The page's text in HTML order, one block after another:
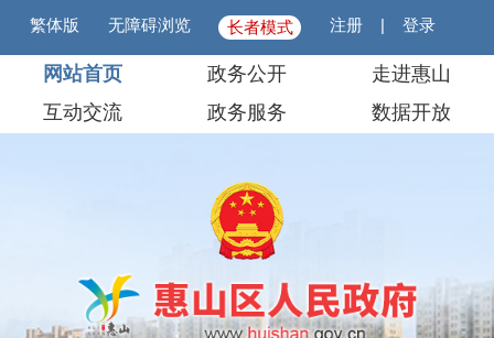
繁体版 无障碍浏览 长者模式 注册 |登录
网站首页 政务公开
走进惠山
互动交流
政务服务 数据开放